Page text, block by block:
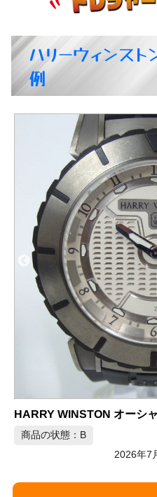
ハリーウィンス
例
商品の状態：A
2026年7